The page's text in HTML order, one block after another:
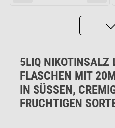
5LIQ NIKOTINSALZ
FLASCHEN MIT
IN SÜSSEN,
RUCHTIGEN